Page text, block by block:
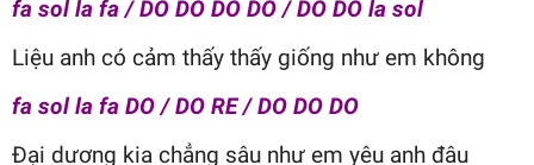
fa sol la fa / DO DO DO DO / DO DO la sol
Liệu anh có cảm thấy thấy giống như em không
fa sol la fa DO / DO RE / DO DO DO
Đại dương kia chẳng sâu như em yêu anh đâu